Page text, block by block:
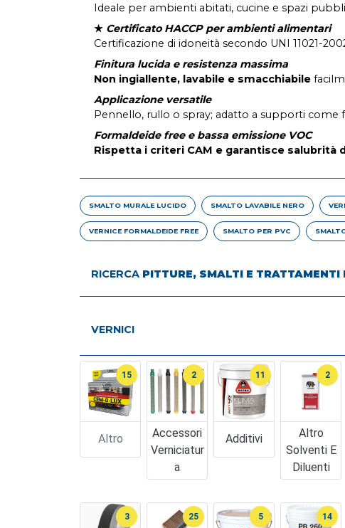
Ideale per ambienti abitati, cucine e spazi
★ Certificato HACCP per ambienti alimentari
Certificazione di idoneità secondo UNI 11021-
Finitura lucida e resistenza massima
Non ingiallente, lavabile e smacchiabile
Applicazione versatile
Pennello, rullo o spray; adatto a supporti come
Formaldeide free e bassa emissione VOC
Rispetta i criteri CAM e garantisce salubrità
SMALTO MURALE LUCIDO SMALTO LAVABILE NERO
VERNICE FORMALDEIDE FREE SMALTO PER PVC
RICERCA PITTURE, SMALTI E TRATTAMENTI
VERNICI
Altro
15
Accessori
Verniciatur
A
2
Additivi
11
Altro
Solventi E
Diluenti
2
3 25 5 14